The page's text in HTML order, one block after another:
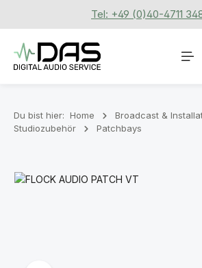
Zum Hauptinhalt springenTel: +49 (0)40-4711
Du bist hier: Home
Broadcast &
Studiozubehör
Patchbays
Bildergalerie überspringen